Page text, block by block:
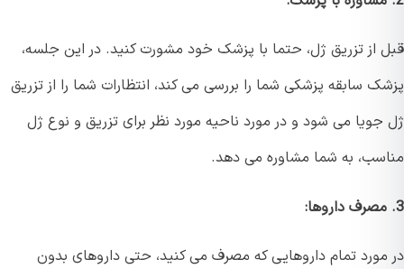
از تزریق ژل، حتما با پزشک خود مشورت کنید. در این جلسه،
سابقه پزشکی شما را بررسی می کند، انتظارات شما را از تزریق
می شود و در مورد ناحیه مورد نظر برای تزریق و نوع ژل
به شما مشاوره می دهد.
تمام داروهایی که مصرف می کنید، حتی داروهای بدون